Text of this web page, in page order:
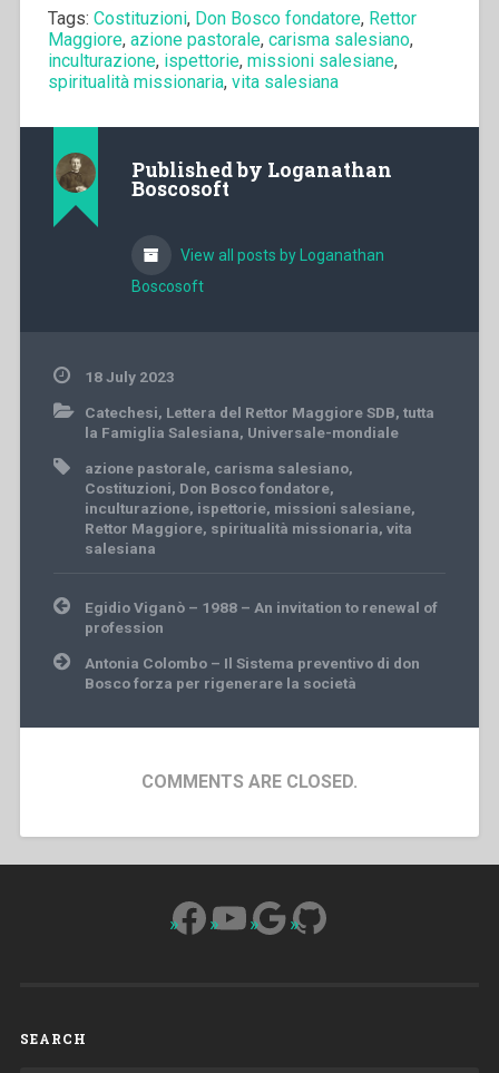
Tags: Costituzioni, Don Bosco fondatore, Rettor
Maggiore, azione pastorale, carisma salesiano,
inculturazione, ispettorie, missioni salesiane,
spiritualità missionaria, vita salesiana
Published by Loganathan
Boscosoft
View all posts by Loganathan
Boscosoft
18 July 2023
Catechesi, Lettera del Rettor Maggiore SDB, tutta
la Famiglia Salesiana, Universale-mondiale
azione pastorale, carisma salesiano,
Costituzioni, Don Bosco fondatore,
inculturazione, ispettorie, missioni salesiane,
Rettor Maggiore, spiritualità missionaria, vita
salesiana
Post
navigation
Egidio Viganò – 1988 – An invitation to renewal of
profession
Antonia Colombo – Il Sistema preventivo di don
Bosco forza per rigenerare la società
COMMENTS ARE CLOSED.
Facebook
YouTube
Google
GitHub
SEARCH